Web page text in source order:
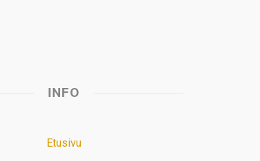
INFO
Etusivu